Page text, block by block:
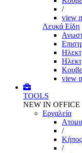
/
view
Λευκά Είδη
view
TOOLS
NEW IN OFFICE
Εργαλεία
/
Kήπος
/